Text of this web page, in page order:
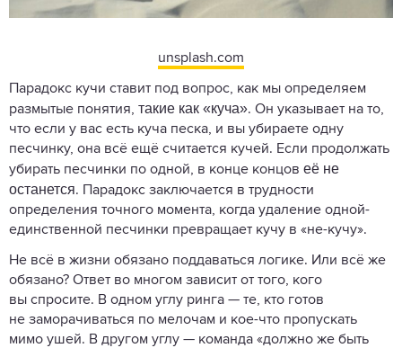
unsplash.com
Парадокс кучи ставит под вопрос, как мы определяем
размытые понятия, такие как «куча». Он указывает на то,
что если у вас есть куча песка, и вы убираете одну
песчинку, она всё ещё считается кучей. Если продолжать
убирать песчинки по одной, в конце концов её не
останется. Парадокс заключается в трудности
определения точного момента, когда удаление одной-
единственной песчинки превращает кучу в «не-кучу».
Не всё в жизни обязано поддаваться логике. Или всё же
обязано? Ответ во многом зависит от того, кого
вы спросите. В одном углу ринга — те, кто готов
не заморачиваться по мелочам и кое-что пропускать
мимо ушей. В другом углу — команда «должно же быть